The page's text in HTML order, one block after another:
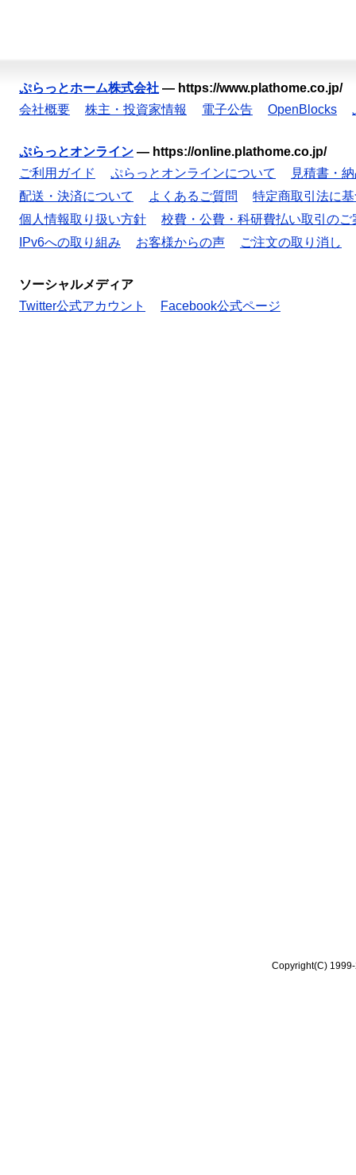
ぷらっとホーム株式会社 — https://www.plathome.co.jp/
会社概要
株主・投資家情報 電子公告 OpenBlocks
ぷらっとオンライン — https://online.plathome.co.jp/
ご利用ガイド
ぷらっとオンラインについて
見積書・
配送・決済について
よくあるご質問
特定商取引法に
個人情報取り扱い方針
校費・公費・科研費払い取引のご
IPv6への取り組み
お客様からの声 ご注文の取り消し
ソーシャルメディア
Twitter公式アカウント
Facebook公式ページ
Copyright(C)